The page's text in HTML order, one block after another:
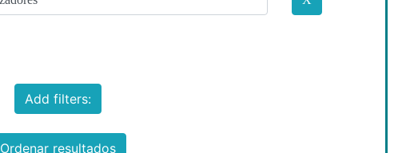
Add filters:
Ordenar resultados